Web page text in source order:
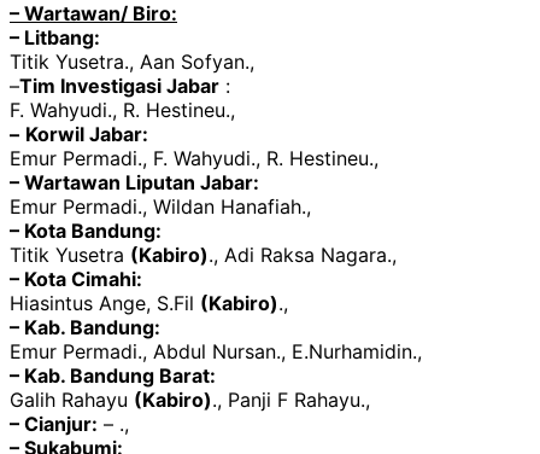
– Wartawan/ Biro:
– Litbang:
Titik Yusetra., Aan Sofyan.,
–Tim Investigasi Jabar :
F. Wahyudi., R. Hestineu.,
– Korwil Jabar:
Emur Permadi., F. Wahyudi., R. Hestineu.,
– Wartawan Liputan Jabar:
Emur Permadi., Wildan Hanafiah.,
– Kota Bandung:
Titik Yusetra (Kabiro)., Adi Raksa Nagara.,
– Kota Cimahi:
Hiasintus Ange, S.Fil (Kabiro).,
– Kab. Bandung:
Emur Permadi., Abdul Nursan., E.Nurhamidin.,
– Kab. Bandung Barat:
Galih Rahayu (Kabiro)., Panji F Rahayu.,
– Cianjur: – .,
– Sukabumi: